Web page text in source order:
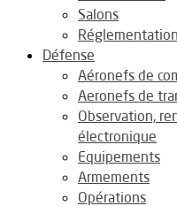
Salons
Réglementation
Défense
Aéronefs de
Aeronefs de
Observation,
électronique
Equipements
Armements
Opérations